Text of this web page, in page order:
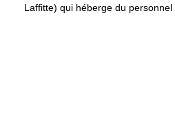
Laffitte) qui héberge du personnel